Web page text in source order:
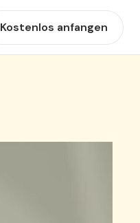
Kostenlos anfangen